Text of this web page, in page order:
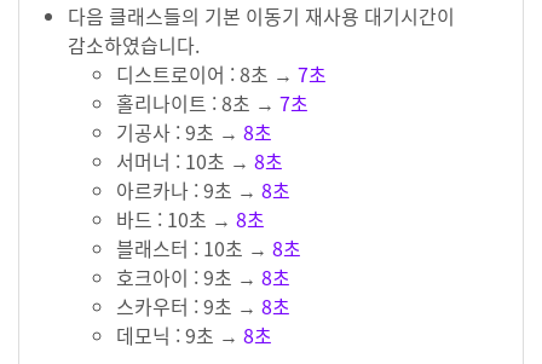
다음 클래스들의 기본 이동기 재사용 대기시간이
감소하였습니다.
디스트로이어 : 8초 → 7초
홀리나이트 : 8초 → 7초
기공사 : 9초 → 8초
서머너 : 10초 → 8초
아르카나 : 9초 → 8초
바드 : 10초 → 8초
블래스터 : 10초 → 8초
호크아이 : 9초 → 8초
스카우터 : 9초 → 8초
데모닉 : 9초 → 8초